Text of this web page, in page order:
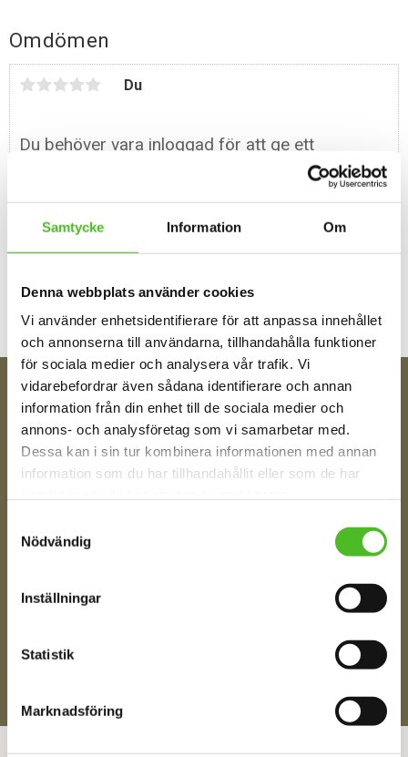
Samtycke Information Om
Denna webbplats använder cookies
Vi använder enhetsidentifierare för att anpassa innehållet
och annonserna till användarna, tillhandahålla funktioner
för sociala medier och analysera vår trafik. Vi
vidarebefordrar även sådana identifierare och annan
information från din enhet till de sociala medier och
annons- och analysföretag som vi samarbetar med.
Dessa kan i sin tur kombinera informationen med annan
information som du har tillhandahållit eller som de har
Nödvändig
Inställningar
Statistik
Marknadsföring
Omdömen
Du
FÅ TIPS OM NYHETER!
Din e-post
Jag samtycker till att motta digital kommunikation i